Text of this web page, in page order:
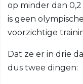
op minder dan
is geen
voorzichtige
Dat ze er in drie
dus twee dingen: